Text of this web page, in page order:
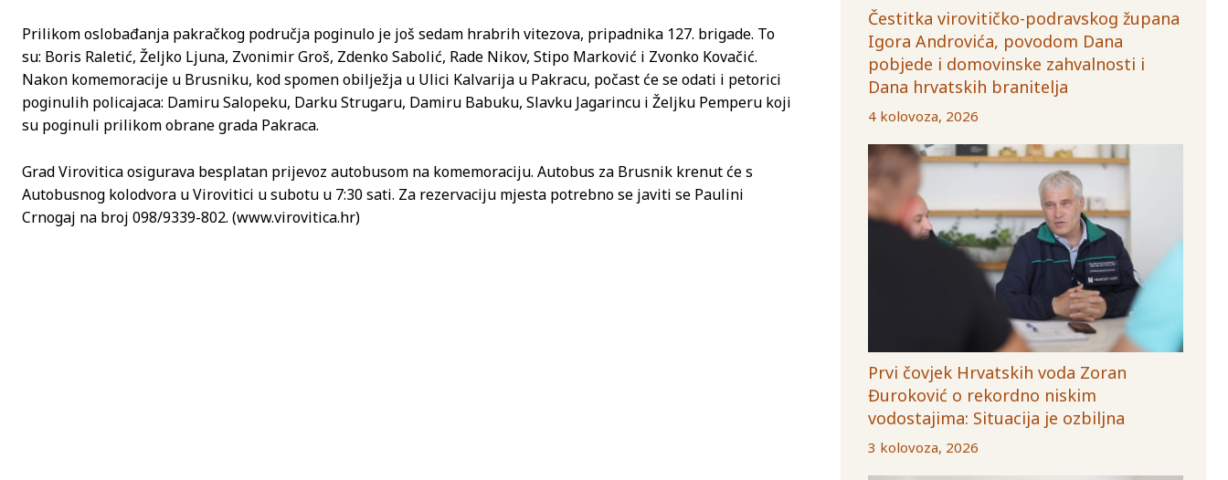
Prilikom oslobađanja pakračkog područja poginulo je još sedam hrabrih vitezova, pripadnika 127. brigade. To
su: Boris Raletić, Željko Ljuna, Zvonimir Groš, Zdenko Sabolić, Rade Nikov, Stipo Marković i Zvonko Kovačić.
Nakon komemoracije u Brusniku, kod spomen obilježja u Ulici Kalvarija u Pakracu, počast će se odati i petorici
poginulih policajaca: Damiru Salopeku, Darku Strugaru, Damiru Babuku, Slavku Jagarincu i Željku Pemperu koji
su poginuli prilikom obrane grada Pakraca.
Grad Virovitica osigurava besplatan prijevoz autobusom na komemoraciju. Autobus za Brusnik krenut će s
Autobusnog kolodvora u Virovitici u subotu u 7:30 sati. Za rezervaciju mjesta potrebno se javiti se Paulini
Crnogaj na broj 098/9339-802. (www.virovitica.hr)
Čestitka virovitičko-podravskog župana
Igora Androvića, povodom Dana
pobjede i domovinske zahvalnosti i
Dana hrvatskih branitelja
4 kolovoza, 2026
Prvi čovjek Hrvatskih voda Zoran
Đuroković o rekordno niskim
vodostajima: Situacija je ozbiljna
3 kolovoza, 2026